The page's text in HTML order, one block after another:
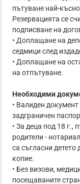
пътуване най-
Резервацията се
подписване на
• Доплащане на
седмици след
• Доплащане на
на отпътуване.
Необходими
• Валиден
задграничен
• За деца под 18 г.,
родители -
са съгласни
копие.
• Без визови,
посещаваните